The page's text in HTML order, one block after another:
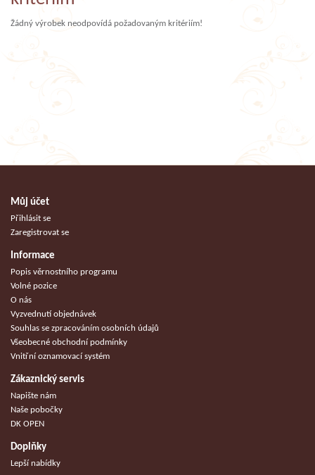
Žádný výrobek neodpovídá požadovaným kritériím!
Můj účet
Přihlásit se
Zaregistrovat se
Informace
Popis věrnostního programu
Volné pozice
O nás
Vyzvednutí objednávek
Souhlas se zpracováním osobních údajů
Všeobecné obchodní podmínky
Vnitřní oznamovací systém
Zákaznický servis
Napište nám
Naše pobočky
DK OPEN
Doplňky
Lepší nabídky